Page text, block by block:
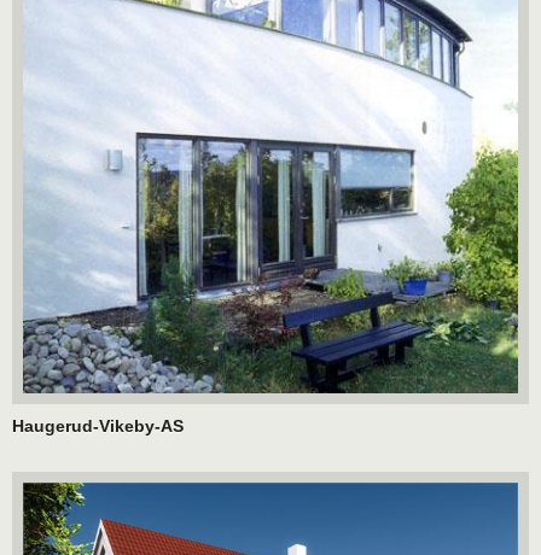
Haugerud-Vikeby-AS